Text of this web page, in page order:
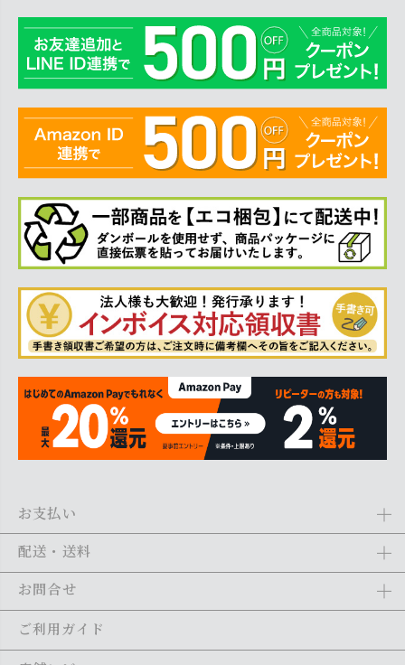
お支払い
Amazon Pay、クレジットカード、代金引換、あと払い(ペイディ)、銀
い。
配送・送料
全商品送料無料
状況によって、多少前後する場合がございます。詳しくは
お問合せ
メール：shopping@monogallery.jp
ご利用ガイド